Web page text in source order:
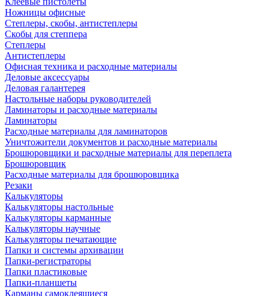
Ножницы офисные
Степлеры, скобы, антистеплеры
Скобы для степпера
Степлеры
Антистеплеры
Офисная техника и расходные материалы
Деловые аксессуары
Деловая галантерея
Настольные наборы руководителей
Ламинаторы и расходные материалы
Ламинаторы
Расходные материалы для ламинаторов
Уничтожители документов и расходные материалы
Брошюровщики и расходные материалы для переплета
Брошюровщик
Расходные материалы для брошюровщика
Резаки
Калькуляторы
Калькуляторы настольные
Калькуляторы карманные
Калькуляторы научные
Калькуляторы печатающие
Папки и системы архивации
Папки-регистраторы
Папки пластиковые
Папки-планшеты
Карманы самоклеящиеся